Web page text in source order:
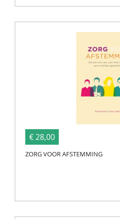
€ 28,00
ZORG VOOR AFSTEMMING